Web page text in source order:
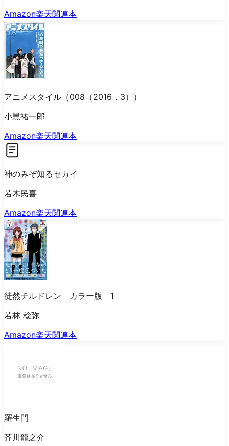
Amazon楽天関連本
アニメスタイル（008（2016．3））
小黒祐一郎
Amazon楽天関連本
神のみぞ知るセカイ
若木民喜
Amazon楽天関連本
徒然チルドレン カラー版 1
若林 稔弥
Amazon楽天関連本
羅生門
芥川龍之介